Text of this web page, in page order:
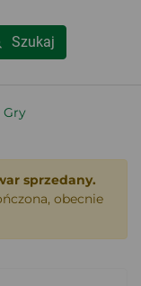
Szukaj
Gry
sprzedany.
obecnie